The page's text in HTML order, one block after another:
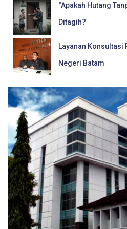
“Apakah Hutang
Ditagih?
Layanan Konsultasi
Negeri Batam